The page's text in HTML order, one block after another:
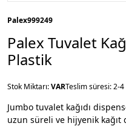
Palex999249
Palex Tuvalet
Plastik
Stok Miktarı:VARTeslim süresi: 2-4
Jumbo tuvalet kağıdı
uzun süreli ve hijyenik kağıt